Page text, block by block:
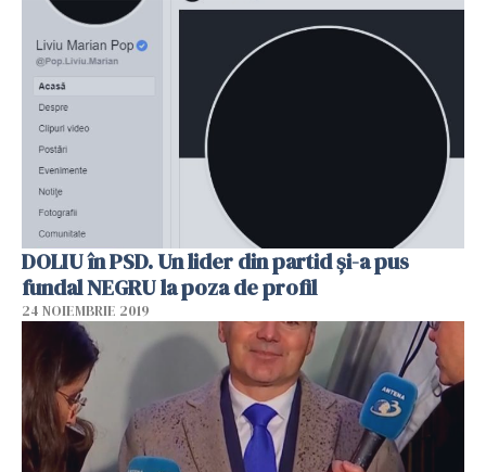
DOLIU în PSD. Un lider din partid şi-a pus
fundal NEGRU la poza de profil
24 NOIEMBRIE 2019